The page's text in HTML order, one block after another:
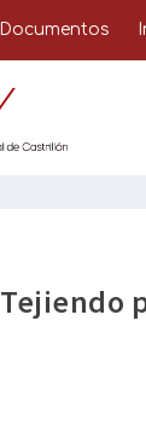
Documentos
Tejiendo